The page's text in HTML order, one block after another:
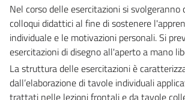
Nel corso delle esercitazioni si svolgeranno
colloqui didattici al fine di sostenere
individuale e le motivazioni personali. Si
esercitazioni di disegno all'aperto a mano
La struttura delle esercitazioni è
dall’elaborazione di tavole individuali
trattati nelle lezioni frontali e da tavole